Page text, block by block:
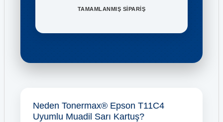
TAMAMLANMIŞ SİPARİŞ
Neden Tonermax® Epson T11C4
Uyumlu Muadil Sarı Kartuş?